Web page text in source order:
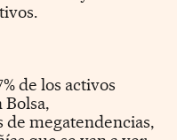
de los activos
megatendencias,